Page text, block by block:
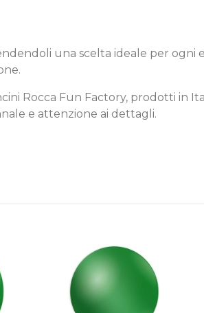
una scelta ideale per ogni
Rocca Fun Factory, prodotti in
e attenzione ai dettagli.